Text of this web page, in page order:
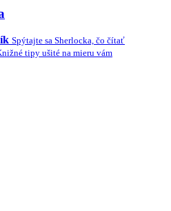
Spýtajte sa Sherlocka, čo čítať
tipy ušité na mieru vám